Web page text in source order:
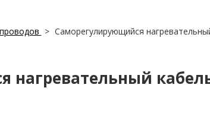
> Саморегулирующийся
нагревательный